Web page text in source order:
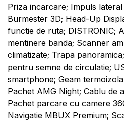
Priza incarcare; Impuls
Burmester 3D; Head-Up
functie de ruta; DISTRONIC;
mentinere banda; Scanner
climatizate; Trapa
pentru semne de circulatie;
smartphone; Geam
Pachet AMG Night; Cablu de
Pachet parcare cu camere
Navigatie MBUX Premium;